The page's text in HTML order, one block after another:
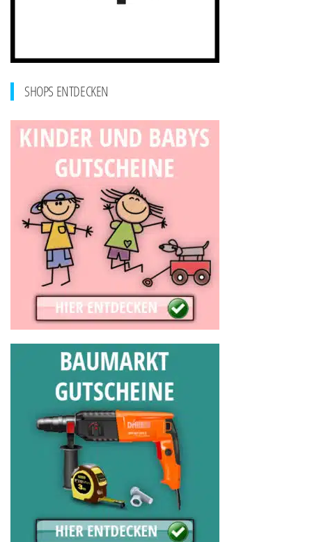
SHOPS ENTDECKEN